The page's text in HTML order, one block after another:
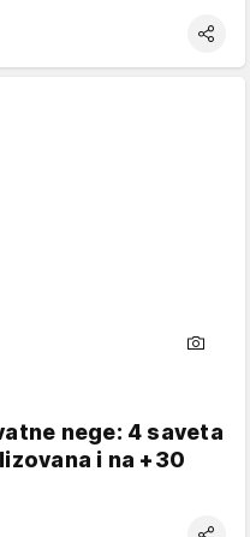
nege: 4 saveta
i na +30